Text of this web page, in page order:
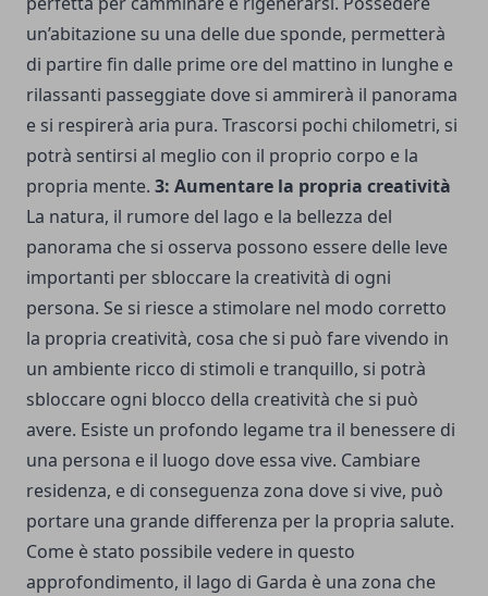
un’abitazione su una delle due sponde, permetterà
di partire fin dalle prime ore del mattino in lunghe e
rilassanti passeggiate dove si ammirerà il panorama
e si respirerà aria pura. Trascorsi pochi chilometri, si
potrà sentirsi al meglio con il proprio corpo e la
propria mente. 3: Aumentare la propria creatività
La natura, il rumore del lago e la bellezza del
panorama che si osserva possono essere delle leve
importanti per sbloccare la creatività di ogni
persona. Se si riesce a stimolare nel modo corretto
la propria creatività, cosa che si può fare vivendo in
un ambiente ricco di stimoli e tranquillo, si potrà
sbloccare ogni blocco della creatività che si può
avere. Esiste un profondo legame tra il benessere di
una persona e il luogo dove essa vive. Cambiare
residenza, e di conseguenza zona dove si vive, può
portare una grande differenza per la propria salute.
Come è stato possibile vedere in questo
approfondimento, il lago di Garda è una zona che